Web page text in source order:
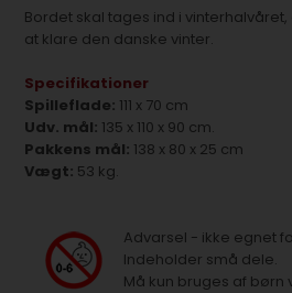
Bordet skal tages ind i
at klare den danske vinter.
Specifikationer
Spilleflade: 111 x 70 cm
Udv. mål: 135 x 110 x 90 cm.
Pakkens mål: 138 x 80 x 25 cm
Vægt: 53 kg.
Advarsel - ikke egnet
Indeholder små dele.
Må kun bruges af børn